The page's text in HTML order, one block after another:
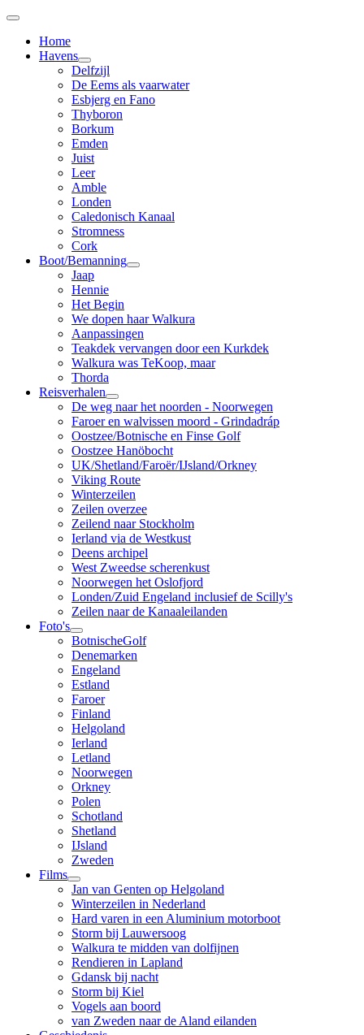
Home
Havens
Delfzijl
De Eems als vaarwater
Esbjerg en Fano
Thyboron
Borkum
Emden
Juist
Leer
Amble
Londen
Caledonisch Kanaal
Stromness
Cork
Boot/Bemanning
Jaap
Hennie
Het Begin
We dopen haar Walkura
Aanpassingen
Teakdek vervangen door een Kurkdek
Walkura was TeKoop, maar
Thorda
Reisverhalen
De weg naar het noorden - Noorwegen
Faroer en walvissen moord - Grindadráp
Oostzee/Botnische en Finse Golf
Oostzee Hanöbocht
UK/Shetland/Faroër/IJsland/Orkney
Viking Route
Winterzeilen
Zeilen overzee
Zeilend naar Stockholm
Ierland via de Westkust
Deens archipel
West Zweedse scherenkust
Noorwegen het Oslofjord
Londen/Zuid Engeland inclusief de Scilly's
Zeilen naar de Kanaaleilanden
Foto's
BotnischeGolf
Denemarken
Engeland
Estland
Faroer
Finland
Helgoland
Ierland
Letland
Noorwegen
Orkney
Polen
Schotland
Shetland
IJsland
Zweden
Films
Jan van Genten op Helgoland
Winterzeilen in Nederland
Hard varen in een Aluminium motorboot
Storm bij Lauwersoog
Walkura te midden van dolfijnen
Rendieren in Lapland
Gdansk bij nacht
Storm bij Kiel
Vogels aan boord
van Zweden naar de Aland eilanden